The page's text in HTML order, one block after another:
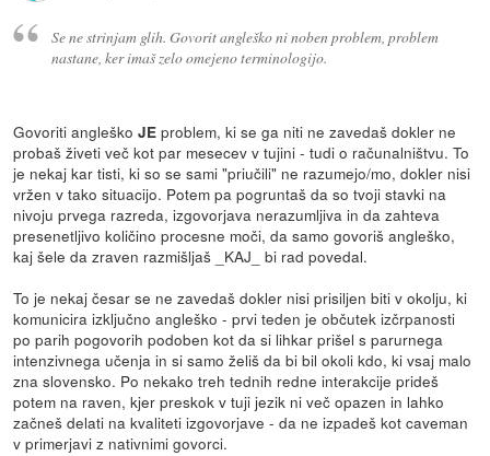
Se ne strinjam glih. Govorit angleško ni noben problem, problem
nastane, ker imaš zelo omejeno terminologijo.
Govoriti angleškoJE problem, ki se ga niti ne zavedaš dokler ne
probaš živeti več kot par mesecev v tujini - tudi o računalništvu. To
je nekaj kar tisti, ki so se sami "priučili" ne razumejo/mo, dokler nisi
vržen v tako situacijo. Potem pa pogruntaš da so tvoji stavki na
nivoju prvega razreda, izgovorjava nerazumljiva in da zahteva
presenetljivo količino procesne moči, da samo govoriš angleško,
kaj šele da zraven razmišljaš _KAJ_ bi rad povedal.
To je nekaj česar se ne zavedaš dokler nisi prisiljen biti v okolju, ki
komunicira izključno angleško - prvi teden je občutek izčrpanosti
po parih pogovorih podoben kot da si lihkar prišel s parurnega
intenzivnega učenja in si samo želiš da bi bil okoli kdo, ki vsaj malo
zna slovensko. Po nekako treh tednih redne interakcije prideš
potem na raven, kjer preskok v tuji jezik ni več opazen in lahko
začneš delati na kvaliteti izgovorjave - da ne izpadeš kot caveman
v primerjavi z nativnimi govorci.